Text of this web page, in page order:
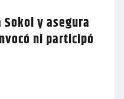
y asegura
ni participó